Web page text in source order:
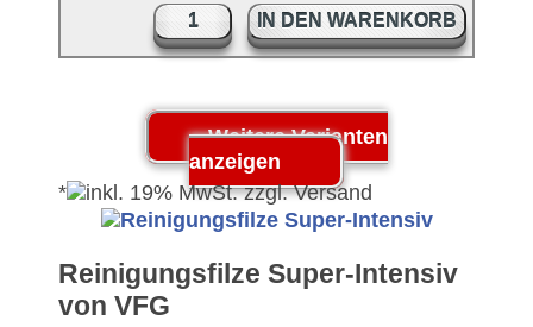
IN DEN WARENKORB
*
Reinigungsfilze Super-Intensiv
von VFG